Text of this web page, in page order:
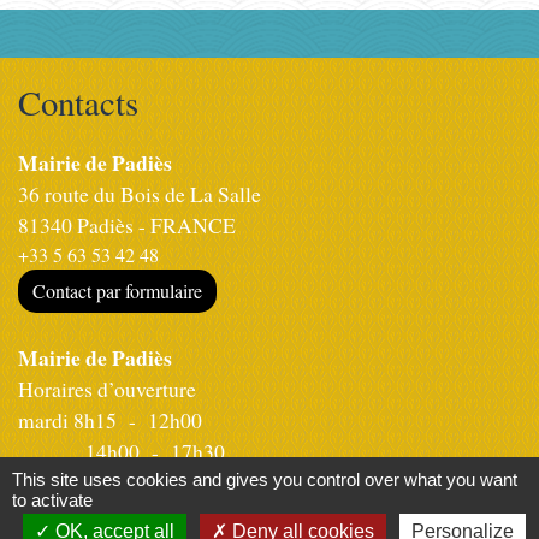
Contacts
Mairie de Padiès
36 route du Bois de La Salle
81340 Padiès - FRANCE
+33 5 63 53 42 48
Contact par formulaire
Mairie de Padiès
Horaires d’ouverture
mardi 8h15 - 12h00
14h00 - 17h30
Jeudi 8h15 - 12h00
This site uses cookies and gives you control over what you want
to activate
OK, accept all
Deny all cookies Personalize